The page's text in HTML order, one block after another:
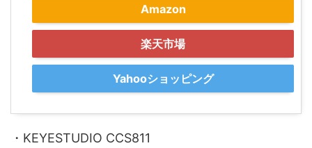
Amazon
楽天市場
Yahooショッピング
・ KEYESTUDIO CCS811